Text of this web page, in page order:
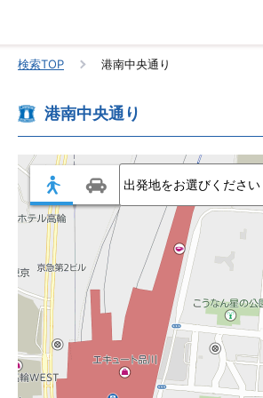
検索TOP 港南中央通り
港南中央通り